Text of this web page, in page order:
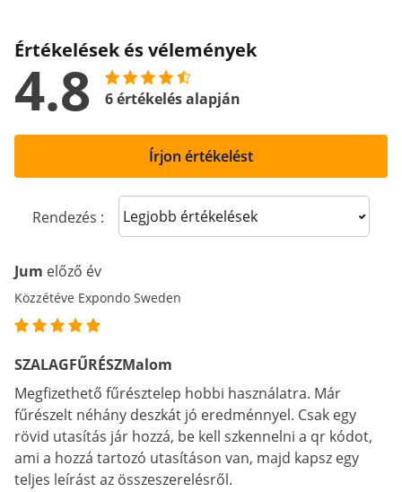
Értékelések és vélemények
4.8 6 értékelés alapján
Írjon értékelést
Rendezés : Sort reviews
Jum előző év
Közzétéve Expondo Sweden
SZALAGFŰRÉSZMalom
Megfizethető fűrésztelep hobbi használatra. Már
fűrészelt néhány deszkát jó eredménnyel. Csak egy
rövid utasítás jár hozzá, be kell szkennelni a qr kódot,
ami a hozzá tartozó utasításon van, majd kapsz egy
teljes leírást az összeszerelésről.